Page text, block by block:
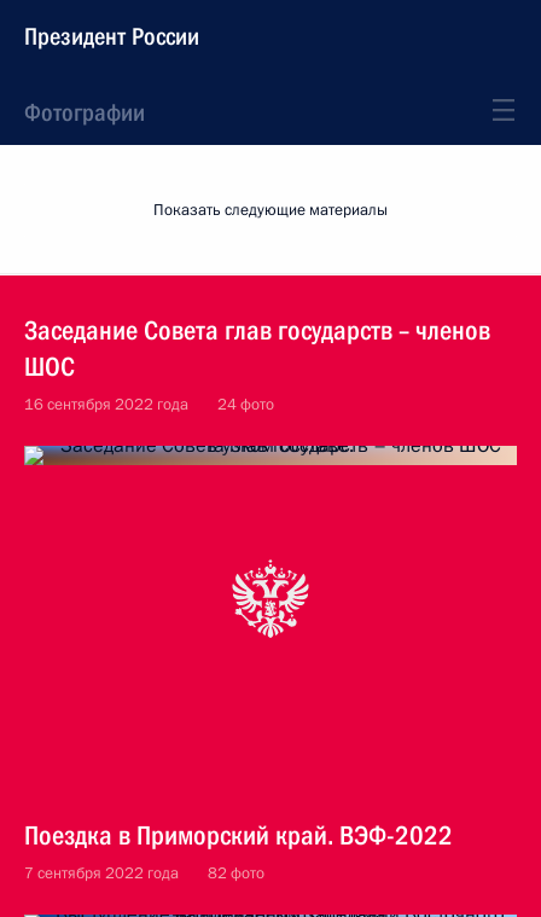
Президент России
Фотографии
Показать следующие материалы
Заседание Совета глав государств – членов
ШОС
16 сентября 2022 года 24 фото
Поездка в Приморский край. ВЭФ-2022
7 сентября 2022 года 82 фото